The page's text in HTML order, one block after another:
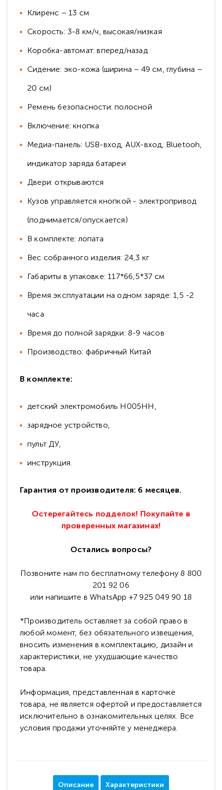
Клиренс – 13 см
Скорость: 3-8 км/ч, высокая/низкая
Коробка-автомат: вперед/назад
Сидение: эко-кожа (ширина – 49 см, глубина –
20 см)
Ремень безопасности: полосной
Включение: кнопка
Медиа-панель: USB-вход, AUX-вход, Bluetooh,
индикатор заряда батареи
Двери: открываются
Кузов управляется кнопкой - электропривод
(поднимается/опускается)
В комплекте: лопата
Вес собранного изделия: 24,3 кг
Габариты в упаковке: 117*66,5*37 см
Время эксплуатации на одном заряде: 1,5 -2
часа
Время до полной зарядки: 8-9 часов
Производство: фабричный Китай
В комплекте:
детский электромобиль Н005НН,
зарядное устройство,
пульт ДУ,
инструкция.
Гарантия от производителя: 6 месяцев.
Остерегайтесь подделок! Покупайте в
проверенных магазинах!
Остались вопросы?
Позвоните нам по бесплатному телефону 8 800
201 92 06
или напишите в WhatsApp +7 925 049 90 18
*Производитель оставляет за собой право в
любой момент, без обязательного извещения,
вносить изменения в комплектацию, дизайн и
характеристики, не ухудшающие качество
товара.
Информация, представленная в карточке
товара, не является офертой и предоставляется
исключительно в ознакомительных целях. Все
условия продажи уточняйте у менеджера.
Описание Характеристики